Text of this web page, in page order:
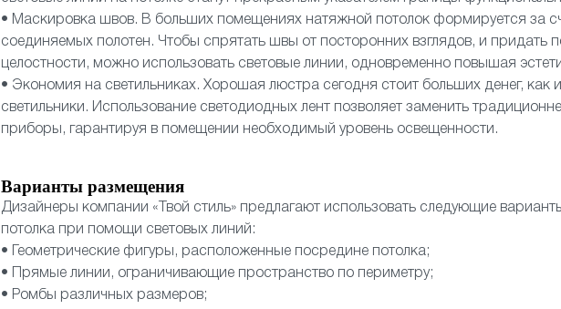
• Маскировка швов. В больших помещениях натяжной потолок формируется за
соединяемых полотен. Чтобы спрятать швы от посторонних взглядов, и придать
целостности, можно использовать световые линии, одновременно повышая
• Экономия на светильниках. Хорошая люстра сегодня стоит больших денег, как
светильники. Использование светодиодных лент позволяет заменить
приборы, гарантируя в помещении необходимый уровень освещенности.
Варианты размещения
Дизайнеры компании «Твой стиль» предлагают использовать следующие
потолка при помощи световых линий:
• Геометрические фигуры, расположенные посредине потолка;
• Прямые линии, ограничивающие пространство по периметру;
• Ромбы различных размеров;